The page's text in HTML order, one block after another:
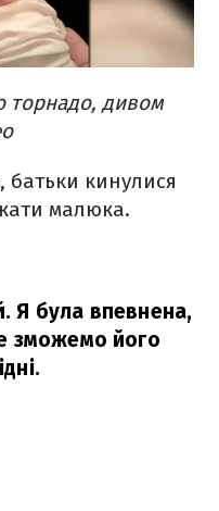
торнадо, дивом
батьки кинулися
малюка.
Я була впевнена,
зможемо його